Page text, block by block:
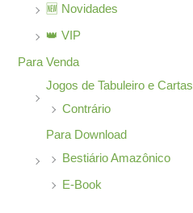
🆕 Novidades
👑 VIP
Para Venda
Jogos de Tabuleiro e Cartas
Contrário
Para Download
Bestiário Amazônico
E-Book